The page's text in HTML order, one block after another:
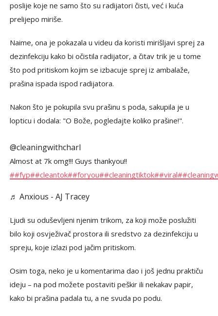
poslije koje ne samo što su radijatori čisti, već i kuća
prelijepo miriše.
Naime, ona je pokazala u videu da koristi mirišljavi sprej za
dezinfekciju kako bi očistila radijator, a čitav trik je u tome
što pod pritiskom kojim se izbacuje sprej iz ambalaže,
prašina ispada ispod radijatora.
Nakon što je pokupila svu prašinu s poda, sakupila je u
lopticu i dodala: "O Bože, pogledajte koliko prašine!".
@cleaningwithcharl
Almost at 7k omg!!! Guys thankyou!!
##fyp##cleantok##foryou##cleaningtiktok##viral
♬ Anxious - AJ Tracey
Ljudi su oduševljeni njenim trikom, za koji može poslužiti
bilo koji osvježivač prostora ili sredstvo za dezinfekciju u
spreju, koje izlazi pod jačim pritiskom.
Osim toga, neko je u komentarima dao i još jednu praktiču
ideju – na pod možete postaviti peškir ili nekakav papir,
kako bi prašina padala tu, a ne svuda po podu.